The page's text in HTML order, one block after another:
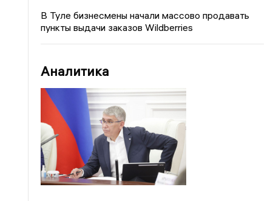
В Туле бизнесмены начали массово продавать
пункты выдачи заказов Wildberries
Аналитика